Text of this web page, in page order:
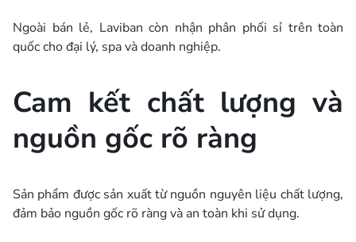
Ngoài bán lẻ, Laviban còn nhận phân phối sỉ trên toàn
quốc cho đại lý, spa và doanh nghiệp.
Cam kết chất lượng và
nguồn gốc rõ ràng
Sản phẩm được sản xuất từ nguồn nguyên liệu chất lượng,
đảm bảo nguồn gốc rõ ràng và an toàn khi sử dụng.